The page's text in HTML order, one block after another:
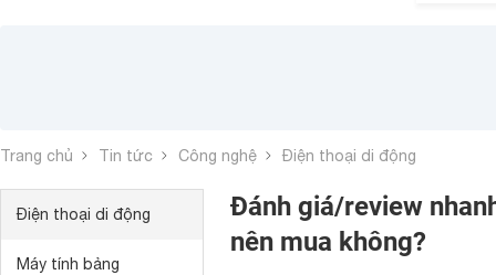
Trang chủ Tin tức Công nghệ Điện thoại di động
Điện thoại di động
Máy tính bảng
Đánh giá/review
nên mua không?